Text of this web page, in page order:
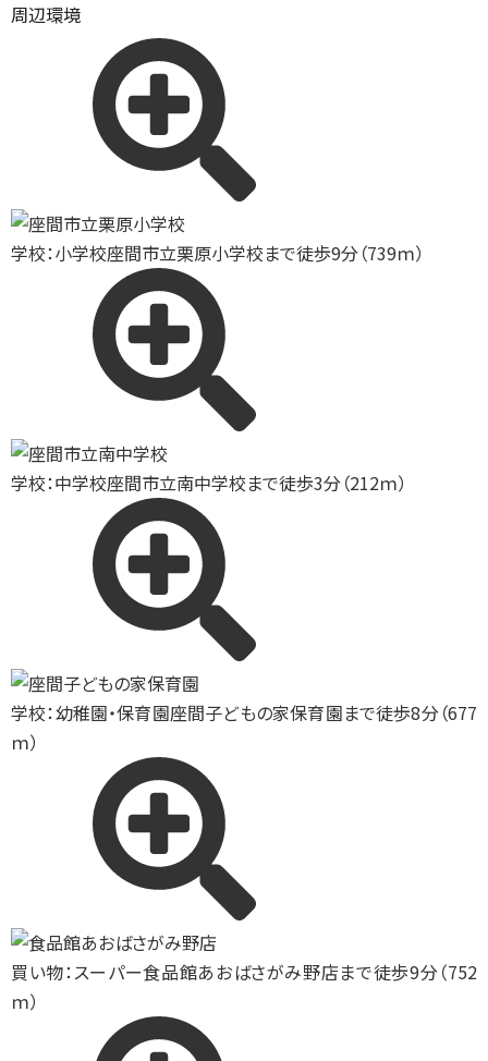
周辺環境
学校：小学校座間市立栗原小学校まで徒歩9分（739ｍ）
学校：中学校座間市立南中学校まで徒歩3分（212ｍ）
学校：幼稚園・保育園座間子どもの家保育園まで徒歩8分（677
ｍ）
買い物：スーパー食品館あおばさがみ野店まで徒歩9分（752
ｍ）